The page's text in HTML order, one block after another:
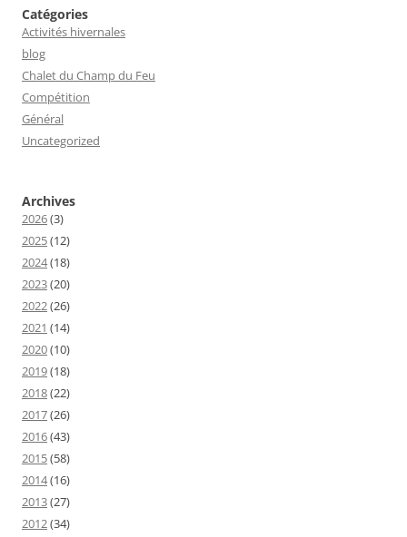
Catégories
Activités hivernales
blog
Chalet du Champ du Feu
Compétition
Général
Uncategorized
Archives
2026(3)
2025(12)
2024(18)
2023(20)
2022(26)
2021 (14)
2020(10)
2019(18)
2018(22)
2017(26)
2016(43)
2015(58)
2014(16)
2013(27)
2012(34)